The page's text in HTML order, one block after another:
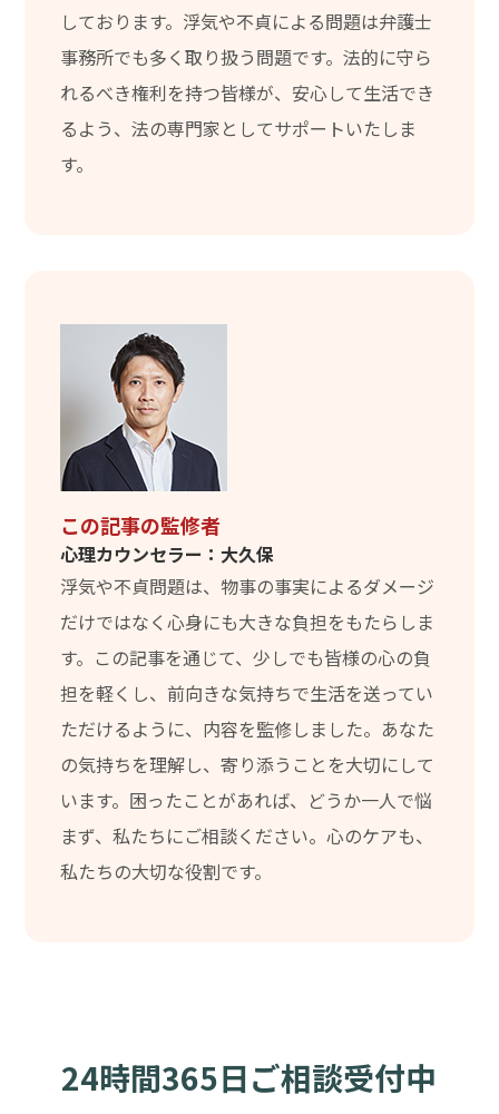
しております。浮気や不貞による問題は弁護士
事務所でも多く取り扱う問題です。法的に守ら
れるべき権利を持つ皆様が、安心して生活でき
るよう、法の専門家としてサポートいたしま
す。
この記事の監修者
心理カウンセラー：大久保
浮気や不貞問題は、物事の事実によるダメージ
だけではなく心身にも大きな負担をもたらしま
す。この記事を通じて、少しでも皆様の心の負
担を軽くし、前向きな気持ちで生活を送ってい
ただけるように、内容を監修しました。あなた
の気持ちを理解し、寄り添うことを大切にして
います。困ったことがあれば、どうか一人で悩
まず、私たちにご相談ください。心のケアも、
私たちの大切な役割です。
24時間365日ご相談受付中